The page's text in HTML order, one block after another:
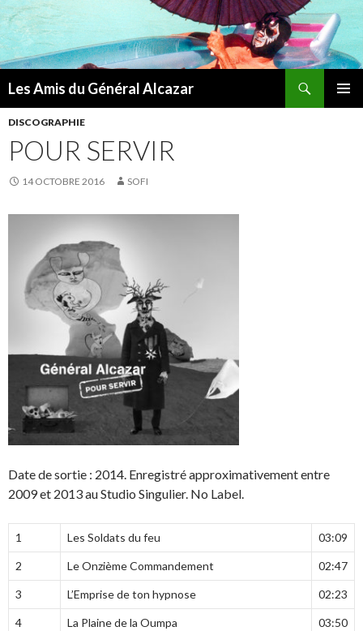
Les Amis du Général Alcazar
AU
DISCOGRAPHIE
POUR SERVIR
14 OCTOBRE 2016 SOFI
Date de sortie : 2014. Enregistré approximativement entre
2009 et 2013 au Studio Singulier. No Label.
1 Les Soldats du feu 03:09
2 Le Onzième Commandement 02:47
3 L’Emprise de ton hypnose 02:23
4 La Plaine de la Oumpa 03:50